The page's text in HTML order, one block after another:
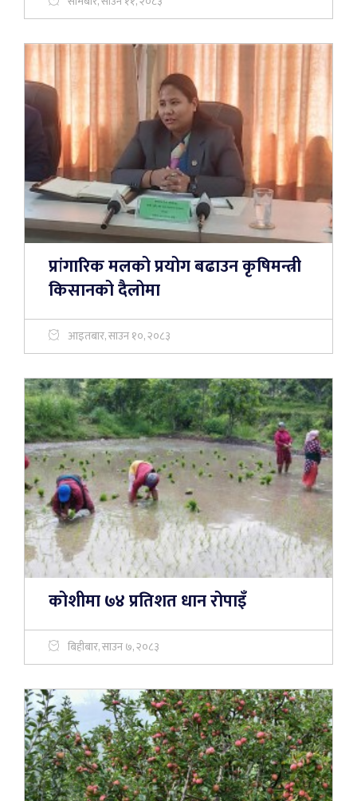
प्रांगारिक मलको प्रयोग बढाउन कृषिमन्त्री
किसानको दैलोमा
आइतबार, साउन १०, २०८३
कोशीमा ७४ प्रतिशत धान रोपाइँ
बिहीबार, साउन ७, २०८३